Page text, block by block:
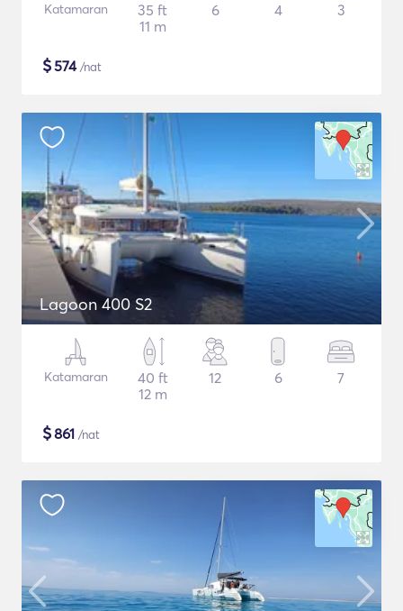
Katamaran
35 ft
11 m
6 4 3
$574/nat
Lagoon 400 S2
Katamaran
40 ft
12 m
12 6 7
$861 /nat